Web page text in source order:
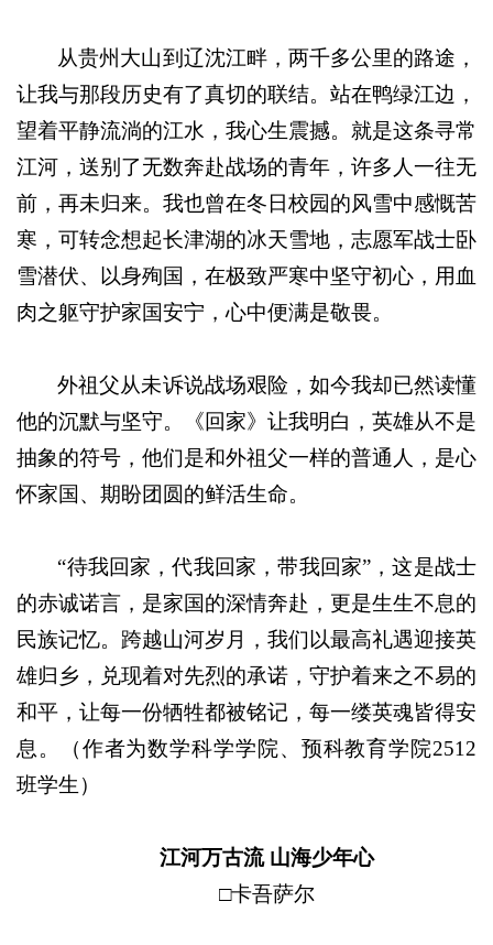
从贵州大山到辽沈江畔，两千多公里的路途，
让我与那段历史有了真切的联结。站在鸭绿江边，
望着平静流淌的江水，我心生震撼。就是这条寻常
江河，送别了无数奔赴战场的青年，许多人一往无
前，再未归来。我也曾在冬日校园的风雪中感慨苦
寒，可转念想起长津湖的冰天雪地，志愿军战士卧
雪潜伏、以身殉国，在极致严寒中坚守初心，用血
肉之躯守护家国安宁，心中便满是敬畏。
外祖父从未诉说战场艰险，如今我却已然读懂
他的沉默与坚守。《回家》让我明白，英雄从不是
抽象的符号，他们是和外祖父一样的普通人，是心
怀家国、期盼团圆的鲜活生命。
“待我回家，代我回家，带我回家”，这是战士
的赤诚诺言，是家国的深情奔赴，更是生生不息的
民族记忆。跨越山河岁月，我们以最高礼遇迎接英
雄归乡，兑现着对先烈的承诺，守护着来之不易的
和平，让每一份牺牲都被铭记，每一缕英魂皆得安
息 。（作者为数学科学学院、预科教育学院2512
班学生）
江河万古流 山海少年心
□卡吾萨尔